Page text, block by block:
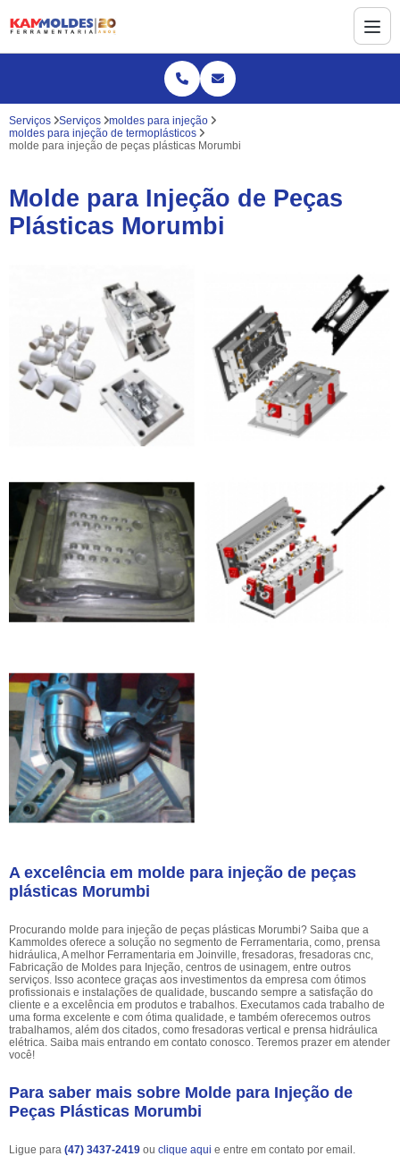
Serviços Serviços
moldes para injeção
moldes para injeção de termoplásticos
molde para injeção de peças plásticas Morumbi
Molde para Injeção de Peças
Plásticas Morumbi
A excelência em molde para injeção de peças
plásticas Morumbi
Procurando molde para injeção de peças plásticas Morumbi? Saiba que a
Kammoldes oferece a solução no segmento de Ferramentaria, como, prensa
hidráulica, A melhor Ferramentaria em Joinville, fresadoras, fresadoras cnc,
Fabricação de Moldes para Injeção, centros de usinagem, entre outros
serviços. Isso acontece graças aos investimentos da empresa com ótimos
profissionais e instalações de qualidade, buscando sempre a satisfação do
cliente e a excelência em produtos e trabalhos. Executamos cada trabalho de
uma forma excelente e com ótima qualidade, e também oferecemos outros
trabalhamos, além dos citados, como fresadoras vertical e prensa hidráulica
elétrica. Saiba mais entrando em contato conosco. Teremos prazer em atender
você!
Para saber mais sobre Molde para Injeção de
Peças Plásticas Morumbi
Ligue para (47) 3437-2419 ou clique aqui e entre em contato por email.